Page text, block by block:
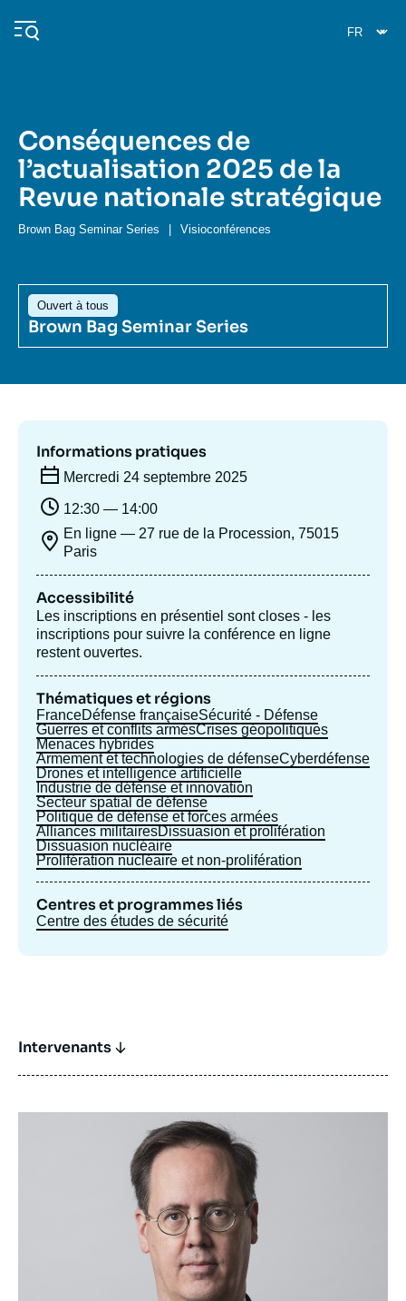
au
contenu
Navigation
principale
L'Ifri
Événements
Nous soutenir
À propos de l'Ifri
L'Ifri en bref
Recherches fréquentes
Proche-Orient
Conséquences de
l’actualisation 2025 de la
Revue nationale stratégique
Brown Bag Seminar Series Visioconférences
Ouvert à tous
Brown Bag Seminar Series
Image
Informations pratiques
Mercredi 24 septembre 2025
12:30 — 14:00
En ligne — 27 rue de la Procession, 75015
Paris
Accessibilité
Les inscriptions en présentiel sont closes - les
inscriptions pour suivre la conférence en ligne
restent ouvertes.
Thématiques et régions
FranceDéfense françaiseSécurité - Défense
Guerres et conflits armésCrises géopolitiques
Menaces hybrides
Armement et technologies de défenseCyberdéfense
Drones et intelligence artificielle
Industrie de défense et innovation
Secteur spatial de défense
Politique de défense et forces armées
Alliances militairesDissuasion et prolifération
Dissuasion nucléaire
Prolifération nucléaire et non-prolifération
Centres et programmes liés
Centre des études de sécurité
Intervenants